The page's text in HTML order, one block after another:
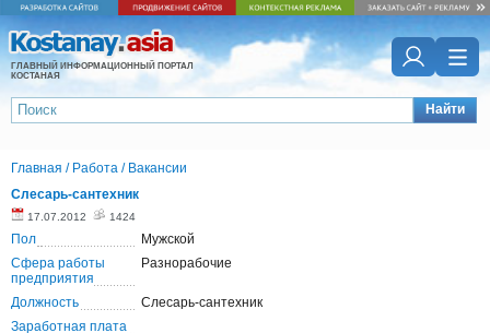
ГЛАВНЫЙ ИНФОРМАЦИОННЫЙ ПОРТАЛ
КОСТАНАЯ
Найти
Главная / Работа / Вакансии
Слесарь-сантехник
17.07.2012 1424
Пол
Мужской
Сфера работы
предприятия
Разнорабочие
Должность
Слесарь-сантехник
Заработная плата